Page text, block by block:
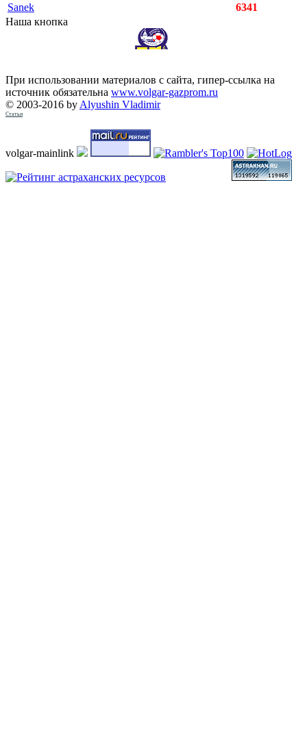
Sanek
6341
Наша кнопка
При использовании материалов с сайта, гипер-ссылка на
источник обязательна www.volgar-gazprom.ru
© 2003-2016 by Alyushin Vladimir
Статьи
volgar-mainlink